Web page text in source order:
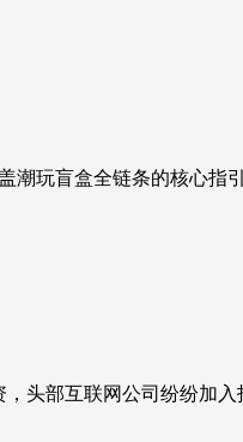
玩盲盒全链条的核心指
头部互联网公司纷纷加